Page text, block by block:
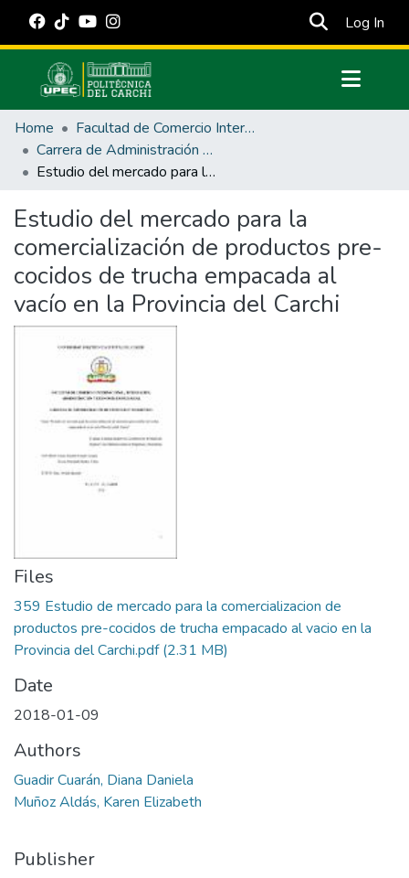
Log In
Communities & Collections
All of DSpace
Statistics
Estadísticas Externas
Manuales
Home
Facultad de Comercio Internacional, Integración, Administración y Economía Empresarial
Carrera de Administración de Empresas y Marketing
Estudio del mercado para la comercialización de productos pre-cocidos de trucha empacada al vacío en la Provincia del Carchi
Estudio del mercado para la
comercialización de productos pre-
cocidos de trucha empacada al
vacío en la Provincia del Carchi
Files
359 Estudio de mercado para la comercializacion de
productos pre-cocidos de trucha empacado al vacio en la
Provincia del Carchi.pdf(2.31 MB)
Date
2018-01-09
Authors
Guadir Cuarán, Diana Daniela
Muñoz Aldás, Karen Elizabeth
Publisher